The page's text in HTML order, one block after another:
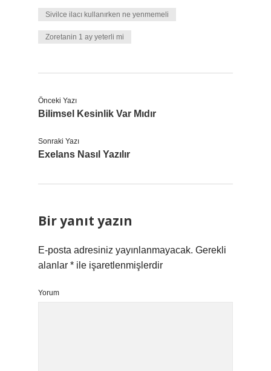
Sivilce ilacı kullanırken ne yenmemeli
Zoretanin 1 ay yeterli mi
Önceki Yazı
Bilimsel Kesinlik Var Mıdır
Sonraki Yazı
Exelans Nasıl Yazılır
Bir yanıt yazın
E-posta adresiniz yayınlanmayacak. Gerekli
alanlar * ile işaretlenmişlerdir
Yorum